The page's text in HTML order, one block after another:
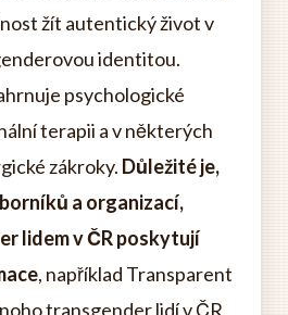
žít autentický život v
identitou.
psychologické
terapii a v některých
zákroky. Důležité je,
a organizací,
lidem v ČR poskytují
, například Transparent
transgender lidí v ČR